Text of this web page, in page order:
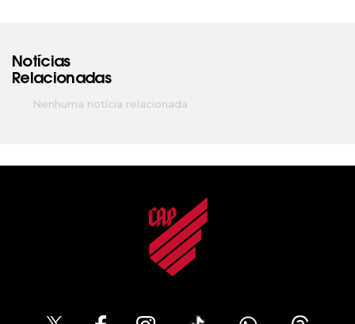
Notícias
Relacionadas
Nenhuma notícia relacionada